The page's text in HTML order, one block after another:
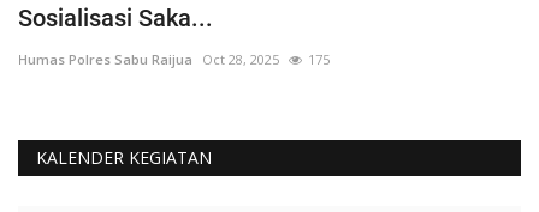
Sabu Raijua melakukan...
Humas Polres Sabu Raijua May 6, 2025 286
KALENDER KEGIATAN